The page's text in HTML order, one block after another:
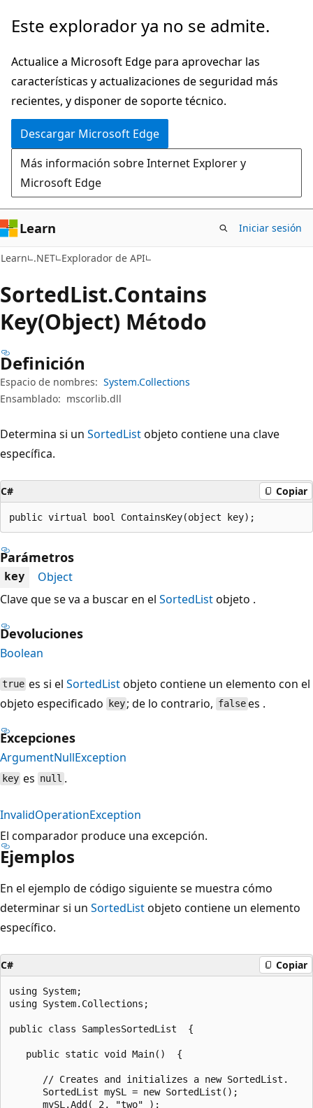
Ir
contenido
principal
Ir
la
navegación
en
la
página
Este explorador ya no se admite.
Actualice a Microsoft Edge para aprovechar las
características y actualizaciones de seguridad más
recientes, y disponer de soporte técnico.
Descargar Microsoft Edge
Más información sobre Internet Explorer y
Microsoft Edge
Learn Iniciar sesión
Learn .NET Explorador de API
SortedList.Contains
Key(Object) Método
Definición
Espacio de nombres: System.Collections
Ensamblado: mscorlib.dll
Determina si un SortedListobjeto contiene una clave
específica.
C# Copiar
public virtual bool ContainsKey(object key);
Parámetros
key
Object
Clave que se va a buscar en el SortedListobjeto .
Devoluciones
Boolean
true es si elSortedListobjeto contiene un elemento con el
objeto especificado
key ; de lo contrario, falsees .
Excepciones
ArgumentNullException
key es null .
InvalidOperationException
El comparador produce una excepción.
Ejemplos
En el ejemplo de código siguiente se muestra cómo
determinar si un SortedListobjeto contiene un elemento
específico.
C# Copiar
using System;
using System.Collections;
public class SamplesSortedList  {
   public static void Main()  {
      // Creates and initializes a new SortedList.
      SortedList mySL = new SortedList();
      mySL.Add( 2, "two" );